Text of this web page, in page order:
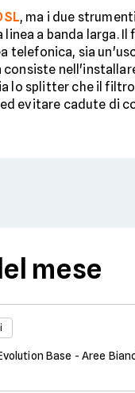
, ma i due
a banda larga.
telefonica, sia
lo splitter che il
evitare cadute di
mese
Base - Aree